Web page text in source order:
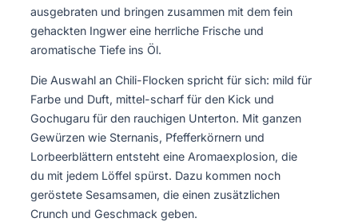
ausgebraten und bringen zusammen mit dem fein
gehackten Ingwer eine herrliche Frische und
aromatische Tiefe ins Öl.
Die Auswahl an Chili-Flocken spricht für sich: mild für
Farbe und Duft, mittel-scharf für den Kick und
Gochugaru für den rauchigen Unterton. Mit ganzen
Gewürzen wie Sternanis, Pfefferkörnern und
Lorbeerblättern entsteht eine Aromaexplosion, die
du mit jedem Löffel spürst. Dazu kommen noch
geröstete Sesamsamen, die einen zusätzlichen
Crunch und Geschmack geben.